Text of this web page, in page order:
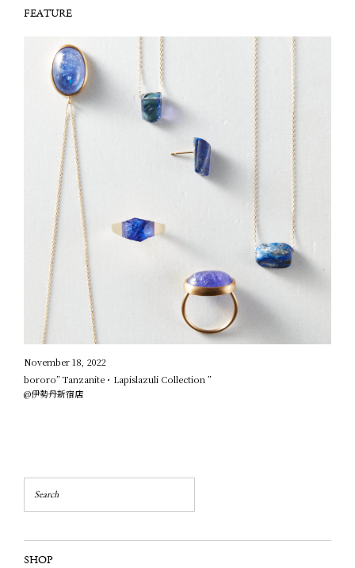
FEATURE
November 18, 2022
bororo” Tanzanite・Lapislazuli Collection ”
@伊勢丹新宿店
SHOP